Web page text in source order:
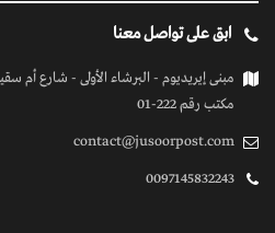
ابق على تواصل معنا
مبنى إيريديوم - البرشاء الأولى - شارع أم
مكتب رقم 222-01
contact@jusoorpost.com
0097145832243